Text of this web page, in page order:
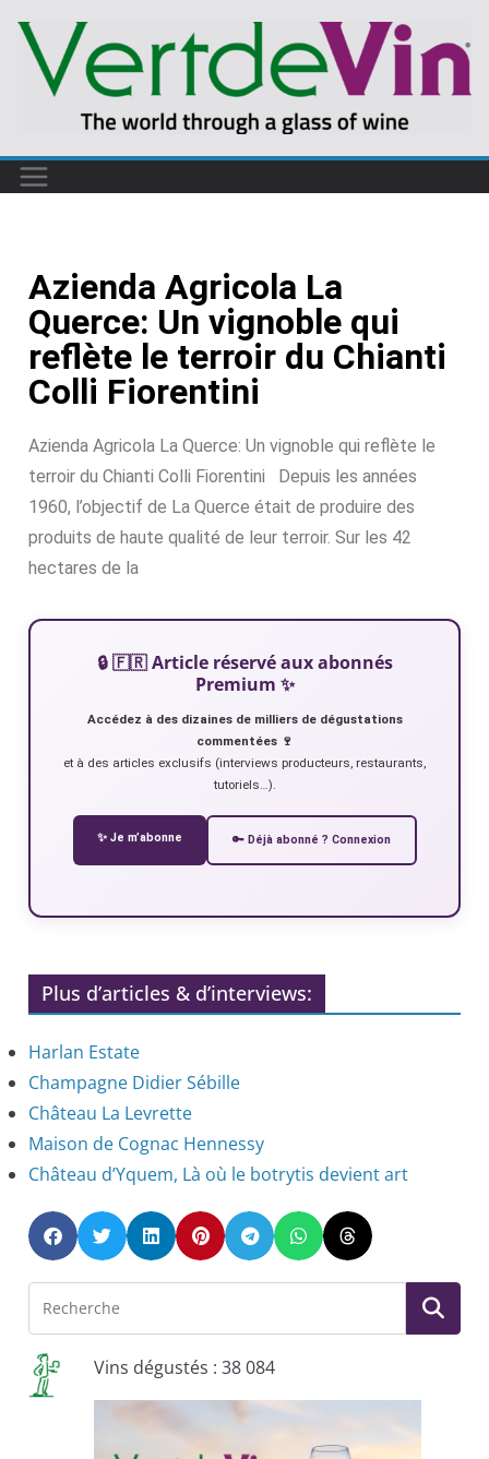
Azienda Agricola La
Querce: Un vignoble qui
reflète le terroir du Chianti
Colli Fiorentini
Azienda Agricola La Querce: Un vignoble qui reflète le
terroir du Chianti Colli Fiorentini Depuis les années
1960, l’objectif de La Querce était de produire des
produits de haute qualité de leur terroir. Sur les 42
hectares de la
🔒 🇫🇷 Article réservé aux abonnés
Premium ✨
Accédez à des dizaines de milliers de dégustations
commentées 🍷
et à des articles exclusifs (interviews producteurs, restaurants,
tutoriels…).
✨ Je m’abonne 🔑 Déjà abonné ? Connexion
Plus d’articles & d’interviews:
Harlan Estate
Champagne Didier Sébille
Château La Levrette
Maison de Cognac Hennessy
Château d’Yquem, Là où le botrytis devient art
Vins dégustés : 38 084